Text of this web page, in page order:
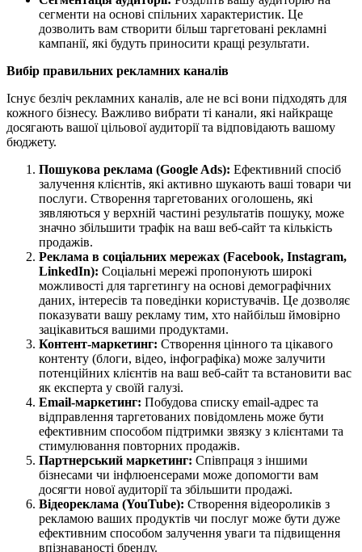
сегменти на основі спільних характеристик. Це
дозволить вам створити більш таргетовані рекламні
кампанії, які будуть приносити кращі результати.
Вибір правильних рекламних каналів
Існує безліч рекламних каналів, але не всі вони підходять для
кожного бізнесу. Важливо вибрати ті канали, які найкраще
досягають вашої цільової аудиторії та відповідають вашому
бюджету.
Пошукова реклама (Google Ads): Ефективний спосіб
залучення клієнтів, які активно шукають ваші товари чи
послуги. Створення таргетованих оголошень, які
зявляються у верхній частині результатів пошуку, може
значно збільшити трафік на ваш веб-сайт та кількість
продажів.
Реклама в соціальних мережах (Facebook, Instagram,
LinkedIn): Соціальні мережі пропонують широкі
можливості для таргетингу на основі демографічних
даних, інтересів та поведінки користувачів. Це дозволяє
показувати вашу рекламу тим, хто найбільш ймовірно
зацікавиться вашими продуктами.
Контент-маркетинг: Створення цінного та цікавого
контенту (блоги, відео, інфографіка) може залучити
потенційних клієнтів на ваш веб-сайт та встановити вас
як експерта у своїй галузі.
Email-маркетинг: Побудова списку email-адрес та
відправлення таргетованих повідомлень може бути
ефективним способом підтримки звязку з клієнтами та
стимулювання повторних продажів.
Партнерський маркетинг: Співпраця з іншими
бізнесами чи інфлюенсерами може допомогти вам
досягти нової аудиторії та збільшити продажі.
Відеореклама (YouTube): Створення відеороликів з
рекламою ваших продуктів чи послуг може бути дуже
ефективним способом залучення уваги та підвищення
впізнаваності бренду.